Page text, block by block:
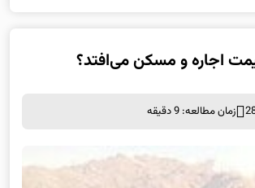
زمان مطالعه: 9 دقیقه